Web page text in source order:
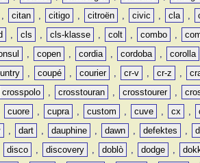
, citan , citigo , citroën , civic , cla ,
, cls , cls-klasse , colt , combo ,
, copen , cordia , cordoba , corolla
, coupé , courier , cr-v , cr-z ,
crosspolo , crosstouran , crosstourer ,
cuore , cupra , custom , cuve , cx ,
, dart , dauphine , dawn , defektes ,
disco , discovery , doblò , dodge ,